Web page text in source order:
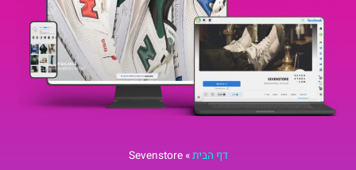
דף הבית»
Sevenstore